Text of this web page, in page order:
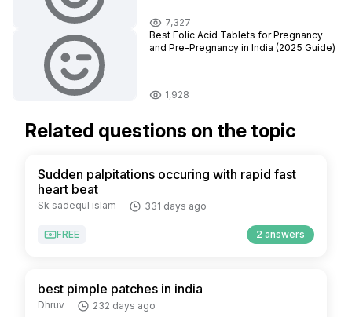
7,327
Best Folic Acid Tablets for Pregnancy
and Pre-Pregnancy in India (2025 Guide)
1,928
Related questions on the topic
Sudden palpitations occuring with rapid fast
heart beat
Sk sadequl islam 331 days ago
FREE 2 answers
best pimple patches in india
Dhruv 232 days ago